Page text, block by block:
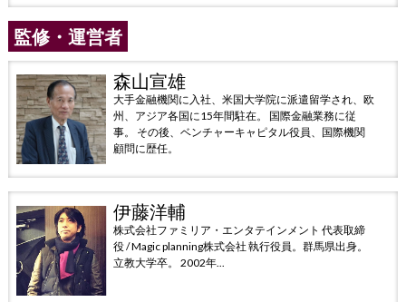
監修・運営者
森山宣雄
大手金融機関に入社、米国大学院に派遣留学され、欧
州、アジア各国に15年間駐在。 国際金融業務に従
事。 その後、ベンチャーキャピタル役員、国際機関
顧問に歴任。
伊藤洋輔
株式会社ファミリア・エンタテインメント 代表取締
役 / Magic planning株式会社 執行役員。群馬県出身。
立教大学卒。 2002年...